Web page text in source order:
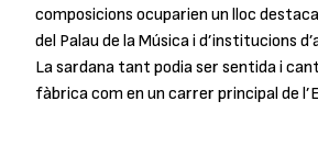
composicions ocuparien un lloc
del Palau de la Música i d’institucions
La sardana tant podia ser sentida i
fàbrica com en un carrer principal de